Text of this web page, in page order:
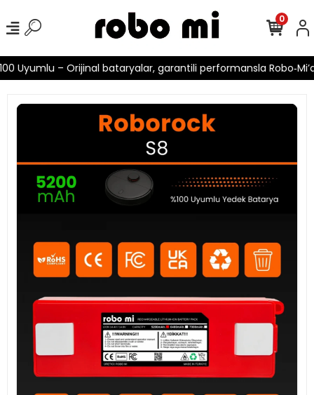
Uyumlu – Orijinal bataryalar, garantili performansla
0